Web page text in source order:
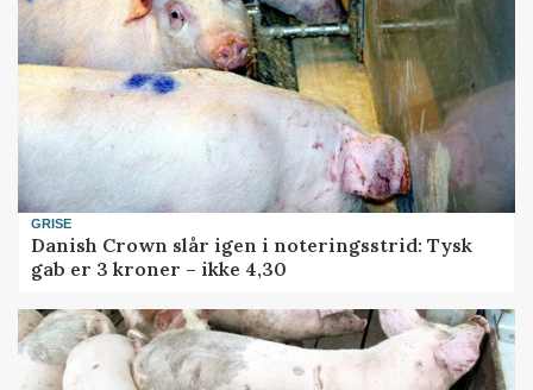
GRISE
Danish Crown slår igen i noteringsstrid: Tysk
gab er 3 kroner – ikke 4,30